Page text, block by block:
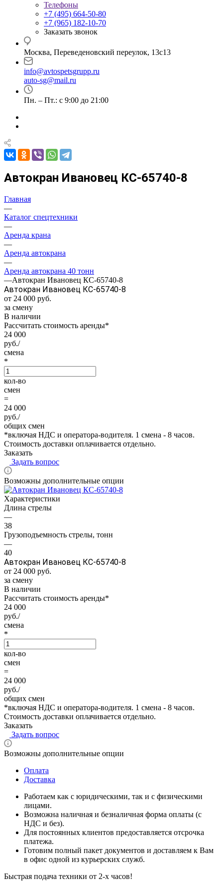
Телефоны
+7 (495) 664-50-80
+7 (965) 182-10-70
Заказать звонок
Москва, Переведеновский переулок, 13с13
info@avtospetsgrupp.ru
auto-sg@mail.ru
Пн. – Пт.: с 9:00 до 21:00
Автокран Ивановец КС-65740-8
Главная
—
Каталог спецтехники
—
Аренда крана
—
Аренда автокрана
—
Аренда автокрана 40 тонн
—Автокран Ивановец КС-65740-8
Автокран Ивановец КС-65740-8
от 24 000 руб.
за смену
В наличии
Рассчитать стоимость аренды*
24 000
руб./
смена
*
кол-во
смен
=
24 000
руб./
общих смен
*включая НДС и оператора-водителя. 1 смена - 8 часов.
Стоимость доставки оплачивается отдельно.
Заказать
Задать вопрос
Возможны дополнительные опции
Характеристики
Длина стрелы
—
38
Грузоподъемность стрелы, тонн
—
40
Автокран Ивановец КС-65740-8
от 24 000 руб.
за смену
В наличии
Рассчитать стоимость аренды*
24 000
руб./
смена
*
кол-во
смен
=
24 000
руб./
общих смен
*включая НДС и оператора-водителя. 1 смена - 8 часов.
Стоимость доставки оплачивается отдельно.
Заказать
Задать вопрос
Возможны дополнительные опции
Оплата
Доставка
Работаем как с юридическими, так и с физическими
лицами.
Возможна наличная и безналичная форма оплаты (с
НДС и без).
Для постоянных клиентов предоставляется отсрочка
платежа.
Готовим полный пакет документов и доставляем к Вам
в офис одной из курьерских служб.
Быстрая подача техники от 2-х часов!